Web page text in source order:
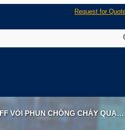
Request for
CHỐNG CHÁY QUẠT PHẲNG AFF 2.53